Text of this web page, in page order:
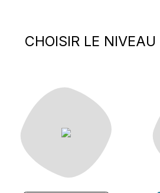
CHOISIR LE